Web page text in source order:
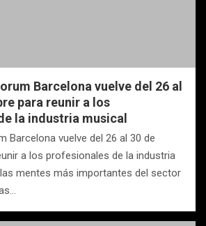
Barcelona vuelve del 26 al
para reunir a los
la industria musical
Barcelona vuelve del 26 al 30 de
a los profesionales de la industria
las mentes más importantes del sector